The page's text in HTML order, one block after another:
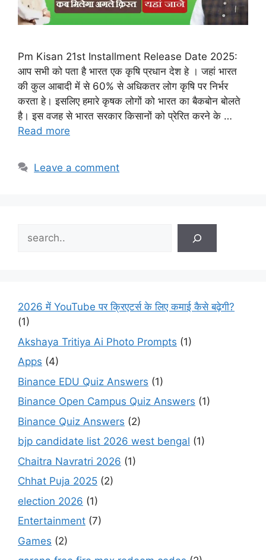
Pm Kisan 21st Installment Release Date 2025:
आप सभी को पता है भारत एक कृषि प्रधान देश हे । जहां भारत
की कुल आबादी में से 60% से अधिकतर लोग कृषि पर निर्भर
करता हे। इसलिए हमारे कृषक लोगों को भारत का बैकबोन बोलते
है। इस वजह से भारत सरकार किसानों को प्रेरित करने के …
Read more
Leave a comment
2026 में YouTube पर क्रिएटर्स के लिए कमाई कैसे बढ़ेगी?
(1)
Akshaya Tritiya Ai Photo Prompts (1)
Apps (4)
Binance EDU Quiz Answers (1)
Binance Open Campus Quiz Answers (1)
Binance Quiz Answers (2)
bjp candidate list 2026 west bengal (1)
Chaitra Navratri 2026 (1)
Chhat Puja 2025 (2)
election 2026 (1)
Entertainment (7)
Games (2)